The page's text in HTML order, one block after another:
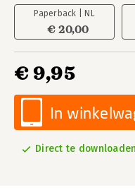
Paperback | NL
€ 20,00
€ 9,95
In
Direct te downloaden